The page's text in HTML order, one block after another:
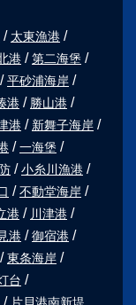
太東漁港
港
第二海堡
平砂浦海岸
港
勝山港
港
新舞子海岸
一海堡
小糸川漁港
不動堂海岸
港
川津港
港
御宿港
東条海岸
台
片貝港南新堤